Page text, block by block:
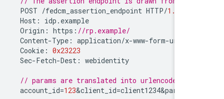
POST /fedcm_assertion_endpoint HTTP
Host: idp.example
Origin: https://rp.example/
Content -Type: application/x-www-
Cookie:
Sec-Fetch -Dest: webidentity
// params are translated into urlencoded
account_id=123& client_id= client1234&params